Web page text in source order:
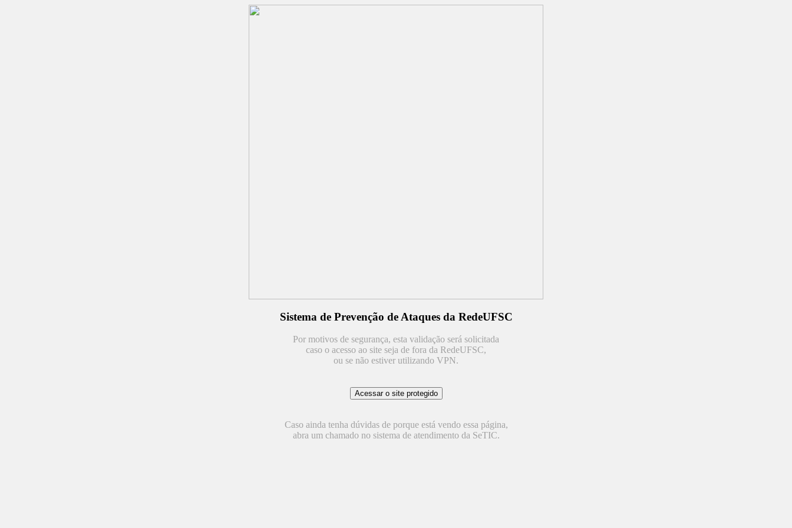
Sistema de Prevenção de Ataques da RedeUFSC
Por motivos de segurança, esta validação será solicitada
caso o acesso ao site seja de fora da RedeUFSC,
ou se não estiver utilizando VPN.
Caso ainda tenha dúvidas de porque está vendo essa página,
abra um chamado no sistema de atendimento da SeTIC.